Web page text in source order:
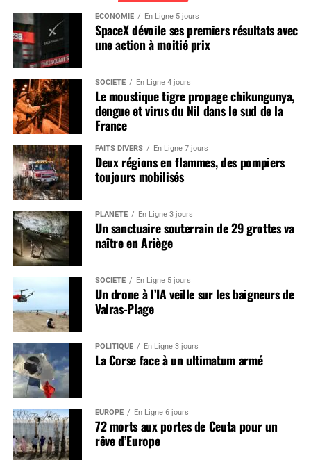
ÉCONOMIE En Ligne 5 jours
SpaceX dévoile ses premiers résultats avec
une action à moitié prix
SOCIÉTÉ En Ligne 4 jours
Le moustique tigre propage chikungunya,
dengue et virus du Nil dans le sud de la
France
FAITS DIVERS En Ligne 7 jours
Deux régions en flammes, des pompiers
toujours mobilisés
PLANÈTE En Ligne 3 jours
Un sanctuaire souterrain de 29 grottes va
naître en Ariège
SOCIÉTÉ En Ligne 5 jours
Un drone à l’IA veille sur les baigneurs de
Valras-Plage
POLITIQUE En Ligne 3 jours
La Corse face à un ultimatum armé
EUROPE En Ligne 6 jours
72 morts aux portes de Ceuta pour un
rêve d’Europe